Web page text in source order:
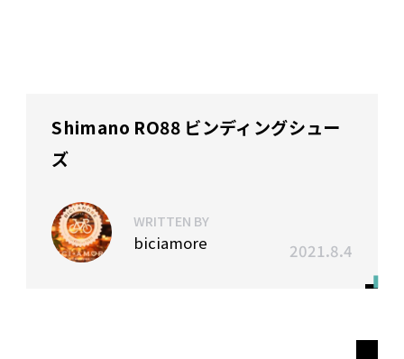
Shimano RO88 ビンディングシュー
ズ
WRITTEN BY
biciamore 2021.8.4